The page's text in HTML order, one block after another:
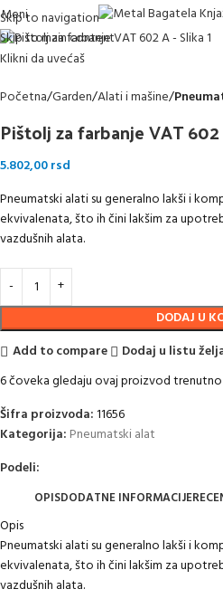
Skip to navigation
Skip to main content
Meni
Klikni da uvećaš
Početna Garden Alati i mašine
Pištolj za farbanje VAT
5.802,00rsd
Pneumatski alati su generalno lakši i
ekvivalenata, što ih čini lakšim za
vazdušnih alata.
DODAJ U
Add to compare
Dodaj u listu
6čoveka gledaju ovaj proizvod trenutno
Šifra proizvoda:11656
Kategorija: Pneumatski alat
Podeli:
OPISDODATNE INFORMACIJE
Opis
Pneumatski alati su generalno lakši i
ekvivalenata, što ih čini lakšim za
vazdušnih alata.